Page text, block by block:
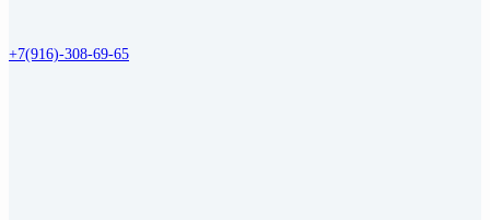
+7(916)-308-69-65